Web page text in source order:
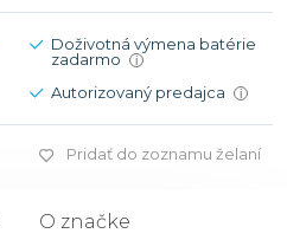
Doživotná výmena batérie
zadarmo
i
Autorizovaný predajca i
Pridať do zoznamu želaní
O značke